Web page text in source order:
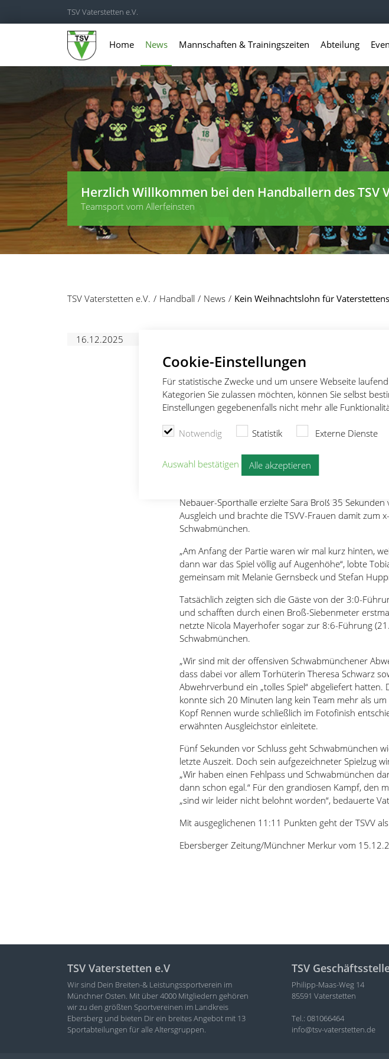
Cookie-Einstellungen
Für statistische Zwecke und um unsere Webseite
Kategorien Sie zulassen möchten, können Sie selbst
Einstellungen gegebenenfalls nicht mehr alle
Notwendig Statistik Externe Dienste
Auswahl bestätigen Alle akzeptieren
TSV Vaterstetten e.V.
Home News Mannschaften & Trainingszeiten Abteilung
Herzlich Willkommen bei den Handballern des TSV
Teamsport vom Allerfeinsten
TSV Vaterstetten e.V. Handball News Kein Weihnachtslohn für
16.12.2025
Kein Weihnachtslohn
Abwehrkünstlerinnen
Johanna Stumpf
Vaterstetten Regionalliga
Vaterstetten – Das große Überraschungsgeschenk
Nebauer-Sporthalle erzielte Sara Broß 35
Ausgleich und brachte die TSVV-Frauen damit zum
Schwabmünchen.
„Am Anfang der Partie waren wir mal kurz hinten,
dann war das Spiel völlig auf Augenhöhe“, lobte
gemeinsam mit Melanie Gernsbeck und Stefan
Tatsächlich zeigten sich die Gäste von der 3:0-
und schafften durch einen Broß-Siebenmeter
netzte Nicola Mayerhofer sogar zur 8:6-Führung
Schwabmünchen.
„Wir sind mit der offensiven Schwabmünchener
dass dabei vor allem Torhüterin Theresa Schwarz
Abwehrverbund ein „tolles Spiel“ abgeliefert
konnte sich 20 Minuten lang kein Team mehr als
Kopf Rennen wurde schließlich im Fotofinish
erwähnten Ausgleichstor einleitete.
Fünf Sekunden vor Schluss geht Schwabmünchen
letzte Auszeit. Doch sein aufgezeichneter Spielzug
„Wir haben einen Fehlpass und Schwabmünchen
dann schon egal.“ Für den grandiosen Kampf, den
„sind wir leider nicht belohnt worden“, bedauerte
Mit ausgeglichenen 11:11 Punkten geht der TSVV
Ebersberger Zeitung/Münchner Merkur vom
TSV Vaterstetten e.V
Wir sind Dein Breiten-& Leistungssportverein im
Münchner Osten. Mit über 4000 Mitgliedern gehören
wir zu den größten Sportvereinen im Landkreis
Ebersberg und bieten Dir ein breites Angebot mit 13
Sportabteilungen für alle Altersgruppen.
TSV
Philipp-Maas-Weg 14
85591 Vaterstetten
Tel.: 081066464
info@tsv-vaterstetten.de